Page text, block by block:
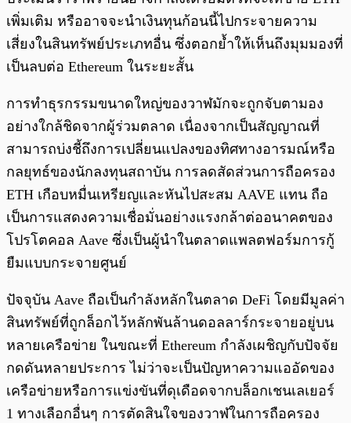
เพิ่มเติม หรืออาจจะนำเงินทุนก้อนนี้ไปกระจายความ
เสี่ยงในสินทรัพย์ประเภทอื่น ซึ่งตอกย้ำให้เห็นถึงมุมมองที่
เป็นลบต่อ Ethereum ในระยะสั้น
การทำธุรกรรมขนาดใหญ่ของวาฬมักจะถูกจับตามอง
อย่างใกล้ชิดจากผู้ร่วมตลาด เนื่องจากเป็นสัญญาณที่
สามารถบ่งชี้ถึงการเปลี่ยนแปลงของทิศทางอารมณ์หรือ
กลยุทธ์ของนักลงทุนสถาบัน การลดสัดส่วนการถือครอง
ETH เกือบหมื่นเหรียญและหันไปสะสม AAVE แทน ถือ
เป็นการแสดงความเชื่อมั่นอย่างแรงกล้าต่ออนาคตของ
โปรโตคอล Aave ซึ่งเป็นผู้นำในตลาดแพลตฟอร์มการกู้
ยืมแบบกระจายศูนย์
ปัจจุบัน Aave ถือเป็นกำลังหลักในตลาด DeFi โดยมีมูลค่า
สินทรัพย์ที่ถูกล็อกไว้หลักพันล้านดอลลาร์กระจายอยู่บน
หลายเครือข่าย ในขณะที่ Ethereum กำลังเผชิญกับปัจจัย
กดดันหลายประการ ไม่ว่าจะเป็นปัญหาความแออัดของ
เครือข่ายหรือการแข่งขันที่ดุเดือดจากบล็อกเชนเลเยอร์
1 ทางเลือกอื่นๆ การตัดสินใจของวาฬในการถือครอง